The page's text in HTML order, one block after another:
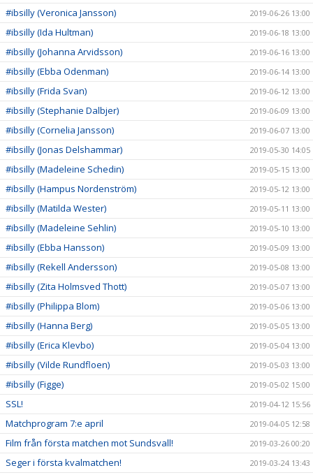
#ibsilly (Veronica Jansson) 2019-06-26 13:00
#ibsilly (Ida Hultman) 2019-06-18 13:00
#ibsilly (Johanna Arvidsson) 2019-06-16 13:00
#ibsilly (Ebba Odenman) 2019-06-14 13:00
#ibsilly (Frida Svan) 2019-06-12 13:00
#ibsilly (Stephanie Dalbjer) 2019-06-09 13:00
#ibsilly (Cornelia Jansson) 2019-06-07 13:00
#ibsilly (Jonas Delshammar) 2019-05-30 14:05
#ibsilly (Madeleine Schedin) 2019-05-15 13:00
#ibsilly (Hampus Nordenström) 2019-05-12 13:00
#ibsilly (Matilda Wester) 2019-05-11 13:00
#ibsilly (Madeleine Sehlin) 2019-05-10 13:00
#ibsilly (Ebba Hansson) 2019-05-09 13:00
#ibsilly (Rekell Andersson) 2019-05-08 13:00
#ibsilly (Zita Holmsved Thott) 2019-05-07 13:00
#ibsilly (Philippa Blom) 2019-05-06 13:00
#ibsilly (Hanna Berg) 2019-05-05 13:00
#ibsilly (Erica Klevbo) 2019-05-04 13:00
#ibsilly (Vilde Rundfloen) 2019-05-03 13:00
#ibsilly (Figge) 2019-05-02 15:00
SSL! 2019-04-12 15:56
Matchprogram 7:e april 2019-04-05 12:58
Film från första matchen mot Sundsvall! 2019-03-26 00:20
Seger i första kvalmatchen! 2019-03-24 13:43